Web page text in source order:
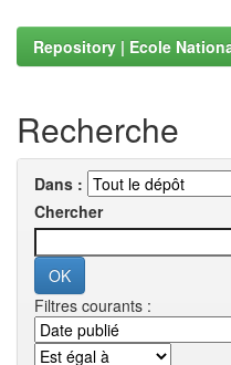
Repository | Ecole
Recherche
Dans :
Chercher
Filtres courants :